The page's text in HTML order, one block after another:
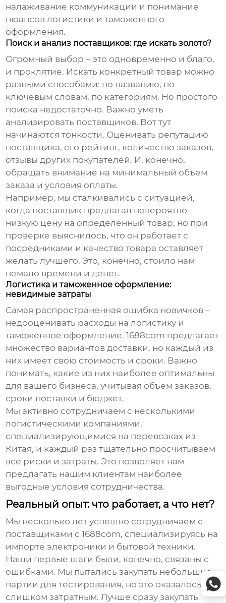
налаживание коммуникации и понимание
нюансов логистики и таможенного
оформления.
Поиск и анализ поставщиков: где искать золото?
Огромный выбор – это одновременно и благо,
и проклятие. Искать конкретный товар можно
разными способами: по названию, по
ключевым словам, по категориям. Но простого
поиска недостаточно. Важно уметь
анализировать поставщиков. Вот тут
начинаются тонкости. Оценивать репутацию
поставщика, его рейтинг, количество заказов,
отзывы других покупателей. И, конечно,
обращать внимание на минимальный объем
заказа и условия оплаты.
Например, мы сталкивались с ситуацией,
когда поставщик предлагал невероятно
низкую цену на определенный товар, но при
проверке выяснилось, что он работает с
посредниками и качество товара оставляет
желать лучшего. Это, конечно, стоило нам
немало времени и денег.
Логистика и таможенное оформление:
невидимые затраты
Самая распространенная ошибка новичков –
недооценивать расходы на логистику и
таможенное оформление.1688com предлагает
множество вариантов доставки, но каждый из
них имеет свою стоимость и сроки. Важно
понимать, какие из них наиболее оптимальны
для вашего бизнеса, учитывая объем заказов,
сроки поставки и бюджет.
Мы активно сотрудничаем с несколькими
логистическими компаниями,
специализирующимися на перевозках из
Китая, и каждый раз тщательно просчитываем
все риски и затраты. Это позволяет нам
предлагать нашим клиентам наиболее
выгодные условия сотрудничества.
Реальный опыт: что работает, а что нет?
Мы несколько лет успешно сотрудничаем с
поставщиками с1688com, специализируясь на
импорте электроники и бытовой техники.
Наши первые шаги были, конечно, связаны с
ошибками. Мы пытались закупать небольшие
партии для тестирования, но это оказалось
слишком затратным. Лучше сразу закупать